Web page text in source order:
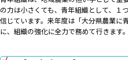
の力は小さくても、青年組織として、１
信じています。来年度は「大分県農業に
に、組織の強化に全力で務めて行きます。